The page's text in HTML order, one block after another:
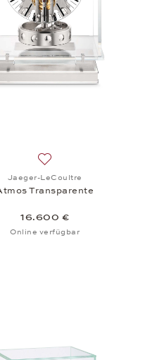
Jaeger-LeCoultre
Transparente
16.600 €
Online verfügbar